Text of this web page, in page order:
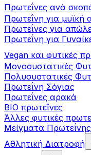
Πρωτεΐνες ανά
Πρωτεΐνη για μυϊκή
Πρωτεΐνες για
Πρωτεΐνη για
Vegan και φυτικές
Μονοσυστατικές
Πολυσυστατικές
Πρωτεΐνη Σόγιας
Πρωτεΐνες αρακά
ΒIO πρωτεΐνες
Άλλες φυτικές
Μείγματα Πρωτεΐνης
Αθλητική Διατροφή